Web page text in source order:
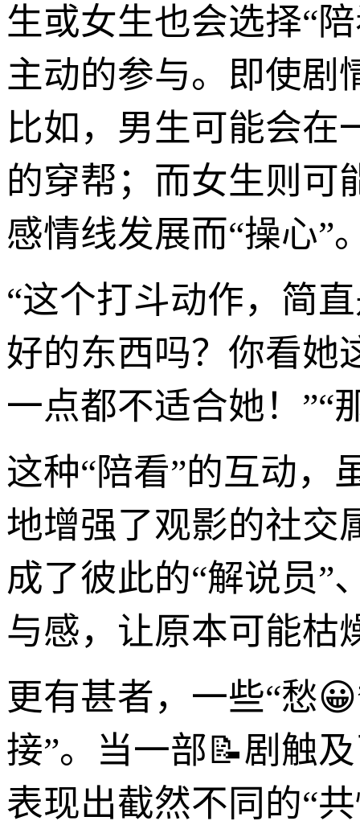
生或女生也会选择“
主动的参与。即使剧
比如，男生可能会在
的穿帮；而女生则可
感情线发展而“操心”
“这个打斗动作，简
好的东西吗？你看她
一点都不适合她！”“
这种“陪看”的互动，
地增强了观影的社交
成了彼此的“解说员”
与感，让原本可能枯
更有甚者，一些“愁
接”。当一部📝剧触
表现出截然不同的“